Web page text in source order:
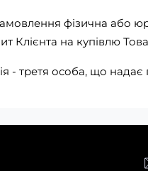
фізична
Клієнта на купівлю
- третя особа, що надає